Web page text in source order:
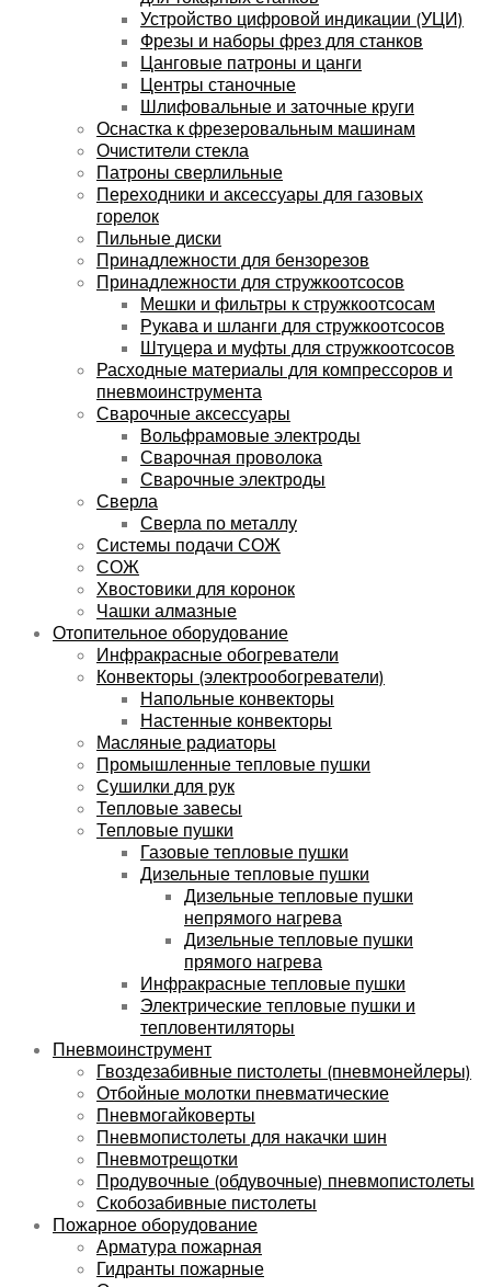
Устройство цифровой индикации (УЦИ)
Фрезы и наборы фрез для станков
Цанговые патроны и цанги
Центры станочные
Шлифовальные и заточные круги
Оснастка к фрезеровальным машинам
Очистители стекла
Патроны сверлильные
Переходники и аксессуары для газовых
горелок
Пильные диски
Принадлежности для бензорезов
Принадлежности для стружкоотсосов
Мешки и фильтры к стружкоотсосам
Рукава и шланги для стружкоотсосов
Штуцера и муфты для стружкоотсосов
Расходные материалы для компрессоров и
пневмоинструмента
Сварочные аксессуары
Вольфрамовые электроды
Сварочная проволока
Сварочные электроды
Сверла
Сверла по металлу
Системы подачи СОЖ
СОЖ
Хвостовики для коронок
Чашки алмазные
Отопительное оборудование
Инфракрасные обогреватели
Конвекторы (электрообогреватели)
Напольные конвекторы
Настенные конвекторы
Масляные радиаторы
Промышленные тепловые пушки
Сушилки для рук
Тепловые завесы
Тепловые пушки
Газовые тепловые пушки
Дизельные тепловые пушки
Дизельные тепловые пушки
непрямого нагрева
Дизельные тепловые пушки
прямого нагрева
Инфракрасные тепловые пушки
Электрические тепловые пушки и
тепловентиляторы
Пневмоинструмент
Гвоздезабивные пистолеты (пневмонейлеры)
Отбойные молотки пневматические
Пневмогайковерты
Пневмопистолеты для накачки шин
Пневмотрещотки
Продувочные (обдувочные) пневмопистолеты
Скобозабивные пистолеты
Пожарное оборудование
Арматура пожарная
Гидранты пожарные